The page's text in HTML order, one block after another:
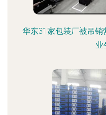
华东31家包装厂被吊
业